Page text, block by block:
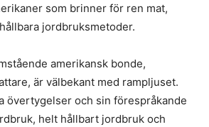
som brinner för ren mat,
jordbruksmetoder.
amerikansk bonde,
är välbekant med rampljuset.
övertygelser och sin förespråkande
helt hållbart jordbruk och